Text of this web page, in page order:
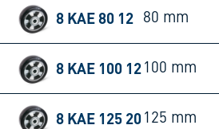
8 KAE 80 12 80 mm
8 KAE 100 12 100 mm
8 KAE 125 20 125 mm